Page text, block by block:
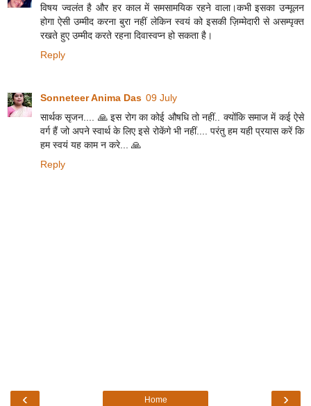
विषय ज्वलंत है और हर काल में समसामयिक रहने वाला।कभी इसका उन्मूलन
होगा ऐसी उम्मीद करना बुरा नहीं लेकिन स्वयं को इसकी ज़िम्मेदारी से असम्पृक्त
रखते हुए उम्मीद करते रहना दिवास्वप्न हो सकता है।
Reply
Sonneteer Anima Das 09 July
सार्थक सृजन.... 🙏 इस रोग का कोई औषधि तो नहीं.. क्योंकि समाज में कई ऐसे
वर्ग हैं जो अपने स्वार्थ के लिए इसे रोकेंगे भी नहीं.... परंतु हम यही प्रयास करें कि
हम स्वयं यह काम न करे... 🙏
Reply
‹ ›
Home